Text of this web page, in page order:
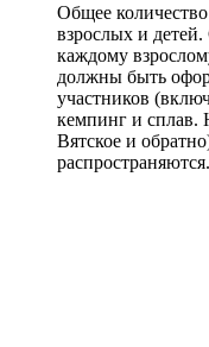
Общее
взрослых и
каждому
должны быть
участников
кемпинг и сплав.
Вятское и
распространяются.